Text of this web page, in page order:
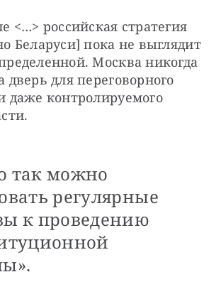
<…> российская стратегия
Беларуси] пока не выглядит
Москва никогда
дверь для переговорного
даже контролируемого
так можно
регулярные
к проведению